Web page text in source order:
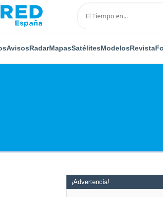
AvisosRadarMapasSatélitesModelosRevista
¡Advertencia!